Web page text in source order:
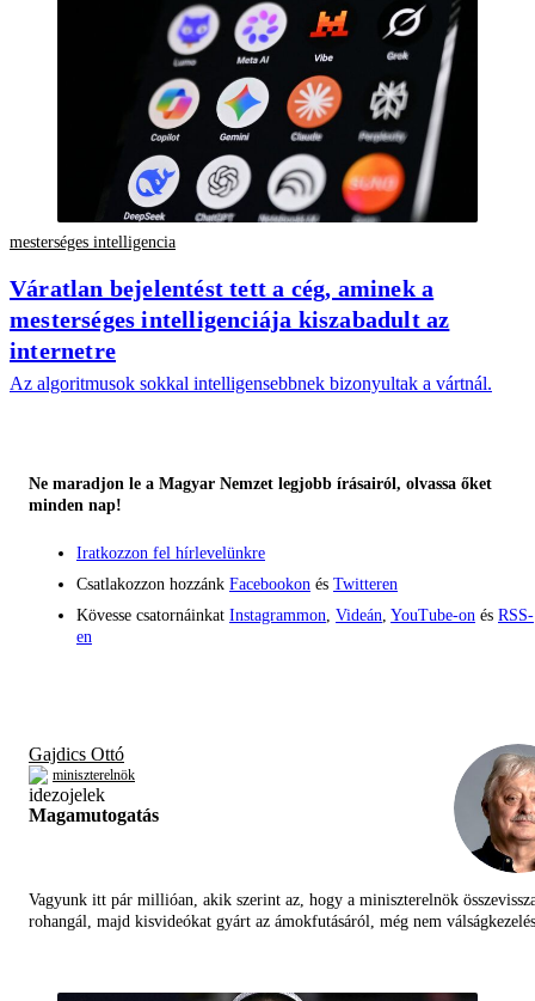
mesterséges intelligencia
Váratlan bejelentést tett a cég, aminek a
mesterséges intelligenciája kiszabadult az
internetre
Az algoritmusok sokkal intelligensebbnek bizonyultak a vártnál.
Ne maradjon le a Magyar Nemzet legjobb írásairól, olvassa őket
minden nap!
Iratkozzon fel hírlevelünkre
Csatlakozzon hozzánk Facebookon és Twitteren
Kövesse csatornáinkat Instagrammon, Videán, YouTube-on és RSS-
en
Gajdics Ottó
miniszterelnök
Magamutogatás
Vagyunk itt pár millióan, akik szerint az, hogy a miniszterelnök
rohangál, majd kisvideókat gyárt az ámokfutásáról, még nem